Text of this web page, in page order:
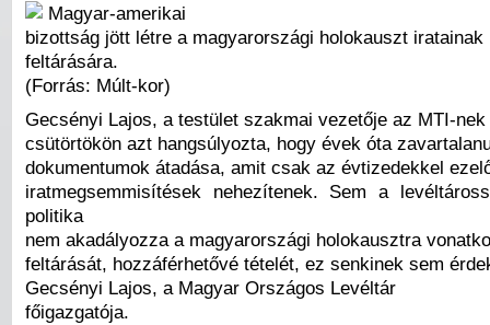
Magyar-amerikai
bizottság jött létre a magyarországi holokauszt iratainak
feltárására.
(Forrás: Múlt-kor)
Gecsényi Lajos, a testület szakmai vezetője az MTI-nek
csütörtökön azt hangsúlyozta, hogy évek óta
dokumentumok átadása, amit csak az évtizedekkel
iratmegsemmisítések nehezítenek. Sem a
politika
nem akadályozza a magyarországi holokausztra
feltárását, hozzáférhetővé tételét, ez senkinek sem
Gecsényi Lajos, a Magyar Országos Levéltár
főigazgatója.